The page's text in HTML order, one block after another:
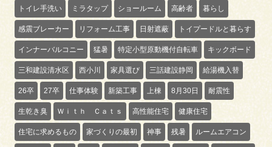
トイレ手洗い ミラタップ ショールーム 高齢者 暮らし
感震ブレーカー リフォーム工事 日射遮蔽 トイプードルと暮らす
インナーバルコニー 猛暑 特定小型原動機付自転車 キックボード
三和建設清水区 西小川 家具選び 三話建設静岡 給湯機入替
26卒 27卒 仕事体験 新築工事 上棟 8月30日 耐震性
生乾き臭 Ｗｉｔｈ Ｃａｔｓ 高性能住宅 健康住宅
住宅に求めるもの 家づくりの最初 神事 残暑 ルームエアコン